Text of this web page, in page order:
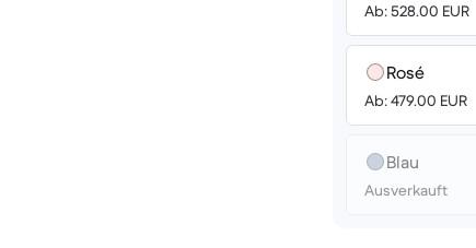
Ab: 528.00 EUR
Rosé
Ab: 479.00 EUR
Blau
Ausverkauft